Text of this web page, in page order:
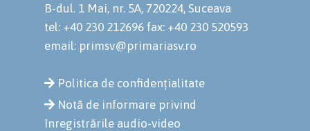
B-dul. 1 Mai, nr. 5A, 720224, Suceava
tel: +40 230 212696 fax: +40 230 520593
email: primsv@primariasv.ro
Politica de confidențialitate
Notă de informare privind
înregistrările audio-video